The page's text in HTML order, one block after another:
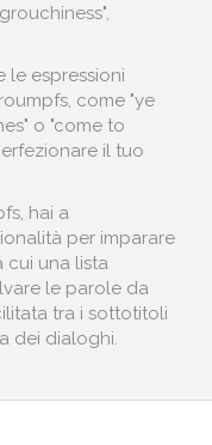
le espressioni
come "ye
o "come to
il tuo
hai a
per imparare
cui una lista
le parole da
tra i sottotitoli
dei dialoghi.